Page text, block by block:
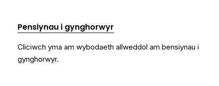
Pensiynau i gynghorwyr
Cliciwch yma am wybodaeth allweddol am bensiynau i
gynghorwyr.